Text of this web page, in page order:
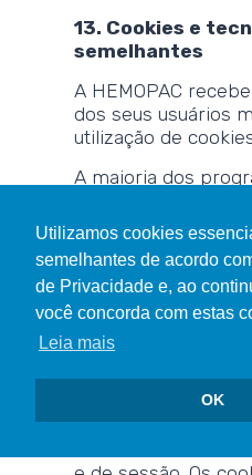
Utilizamos cookies
semelhantes de acordo
de Privacidade e, ao
você concorda com estas
Leia mais
OK
13. Cookies e
semelhantes
A HEMOPAC
dos seus usuários
utilização de
A maioria dos
cookies
seja possível
para recusar todos
indicar quando um
enviado. Quando o
uma próxima visita
reconhecerá o
dispositivo móvel